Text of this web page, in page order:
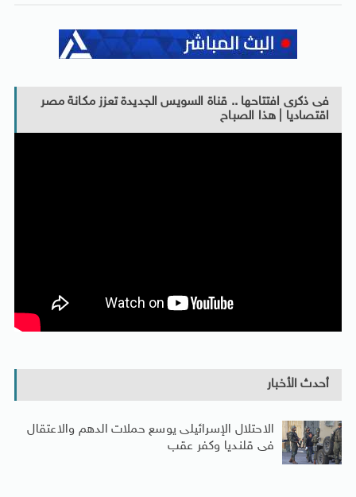
فى ذكرى افتتاحها .. قناة السويس الجديدة تعزز مكانة مصر
اقتصاديا | هذا الصباح
أحدث الأخبار
الاحتلال الإسرائيلى يوسع حملات الدهم والاعتقال
فى قلنديا وكفر عقب